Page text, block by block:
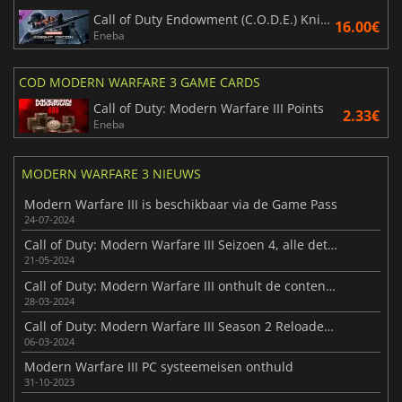
Call of Duty Endowment (C.O.D.E.) Knight Recon Tracer Pack
Eneba 16.00€
COD MODERN WARFARE 3 GAME CARDS
Call of Duty: Modern Warfare III Points
Eneba 2.33€
MODERN WARFARE 3 NIEUWS
Modern Warfare III is beschikbaar via de Game Pass
24-07-2024
Call of Duty: Modern Warfare III Seizoen 4, alle details onthuld
21-05-2024
Call of Duty: Modern Warfare III onthult de content voor seizoen 3
28-03-2024
Call of Duty: Modern Warfare III Season 2 Reloaded is beschikbaar voor spelers
06-03-2024
Modern Warfare III PC systeemeisen onthuld
31-10-2023